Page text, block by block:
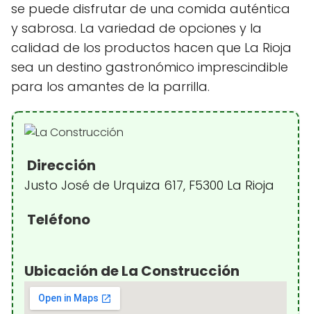
se puede disfrutar de una comida auténtica
y sabrosa. La variedad de opciones y la
calidad de los productos hacen que La Rioja
sea un destino gastronómico imprescindible
para los amantes de la parrilla.
Dirección
Justo José de Urquiza 617, F5300 La Rioja
Teléfono
Ubicación de La Construcción